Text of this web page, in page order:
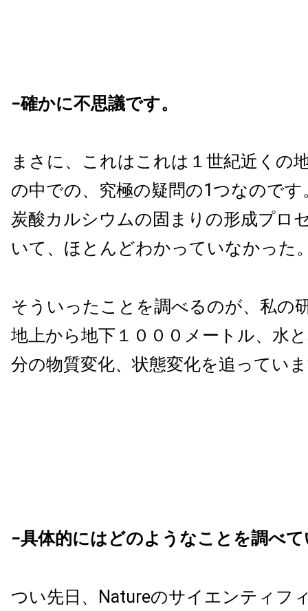
−確かに不思議です。
まさに、これはこれは１世紀近くの
の中での、究極の疑問の1つなので
炭酸カルシウムの固まりの形成プロ
いて、ほとんどわかっていなかった
そういったことを調べるのが、私の
地上から地下１０００メートル、水
分の物質変化、状態変化を追ってい
−具体的にはどのようなことを調べ
つい先日、Natureのサイエンティフ